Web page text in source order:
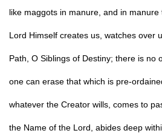
like maggots in manure, and in
Lord Himself creates us, watches over
Path, O Siblings of Destiny; there is no
one can erase that which is pre-
whatever the Creator wills, comes to
the Name of the Lord, abides deep